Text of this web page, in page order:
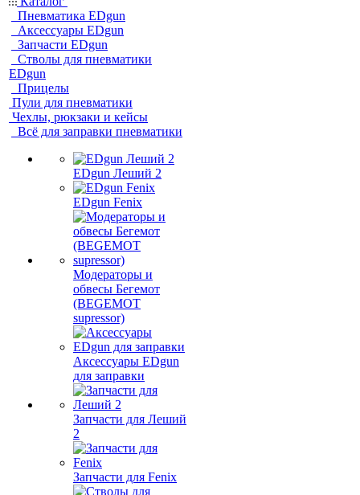
Пневматика EDgun
Аксессуары EDgun
Запчасти EDgun
Стволы для пневматики
EDgun
Прицелы
Пули для пневматики
Чехлы, рюкзаки и кейсы
Всё для заправки пневматики
EDgun Леший 2
EDgun Fenix
Модераторы и
обвесы Бегемот
(BEGEMOT
supressor)
Аксессуары EDgun
для заправки
Запчасти для Леший
2
Запчасти для Fenix